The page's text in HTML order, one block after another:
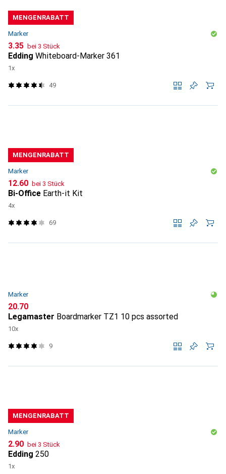
MENGENRABATT
Marker
CHF
3.35 bei 3 Stück
Edding Whiteboard-Marker 361
1x
49
MENGENRABATT
Marker
CHF
12.60 bei 3 Stück
Bi-Office Earth-it Kit
4x
69
Marker
CHF
20.70
Legamaster Boardmarker TZ1 10 pcs assorted
10x
9
MENGENRABATT
Marker
CHF
2.90 bei 3 Stück
Edding 250
1x